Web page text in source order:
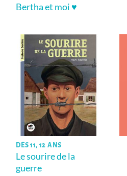
Bertha et moi ♥
DÈS 11, 12 ANS
Le sourire de la
guerre